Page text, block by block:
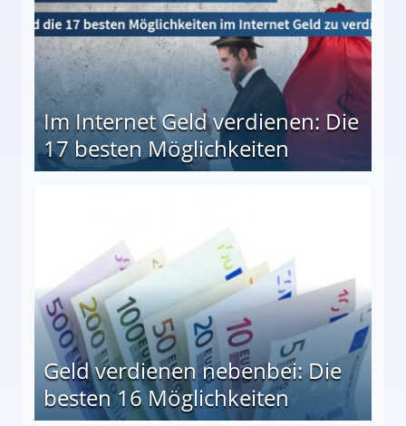
Im Internet Geld verdienen: Die
17 besten Möglichkeiten
Geld verdienen nebenbei: Die
besten 16 Möglichkeiten